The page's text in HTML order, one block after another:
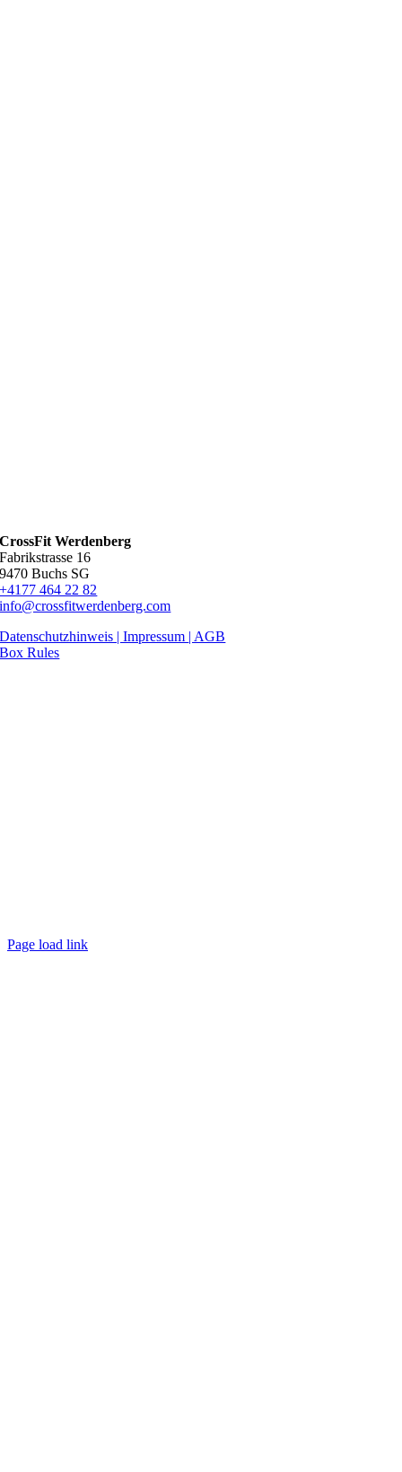
CrossFit Werdenberg
Fabrikstrasse 16
9470 Buchs SG
+4177 464 22 82
info@crossfitwerdenberg.com
Datenschutzhinweis | Impressum | AGB
Box Rules
Page load link